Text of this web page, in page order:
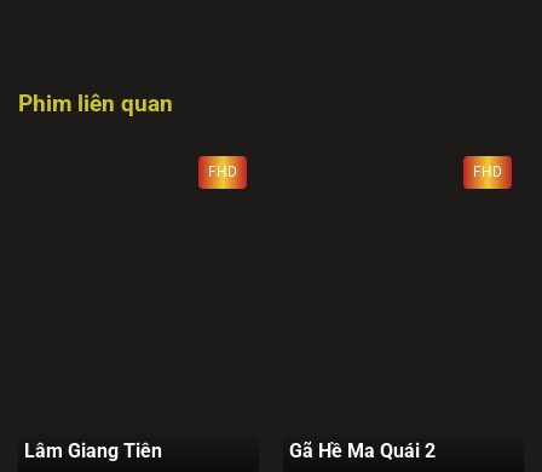
Phim liên quan
FHD
Lâm Giang Tiên
FHD
Gã Hề Ma Quái 2